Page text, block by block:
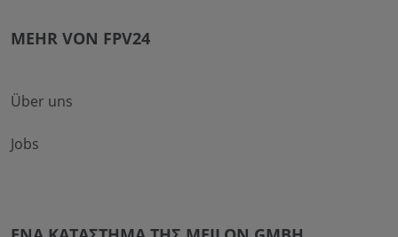
MEHR VON FPV24
Über uns
Jobs